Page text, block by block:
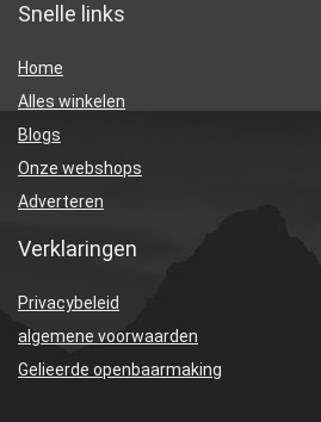
Snelle links
Home
Alles winkelen
Blogs
Onze webshops
Adverteren
Verklaringen
Privacybeleid
algemene voorwaarden
Gelieerde openbaarmaking